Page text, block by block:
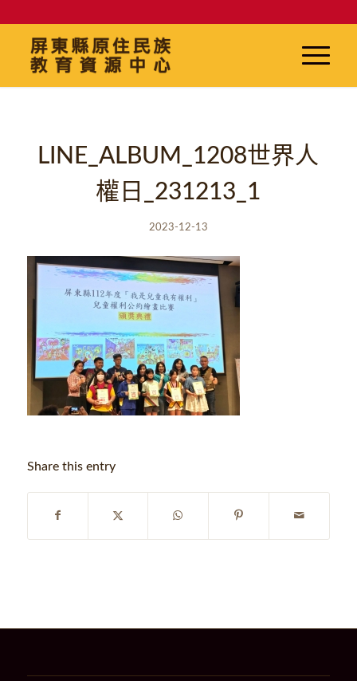
LINE_ALBUM_1208世界人
權日_231213_1
2023-12-13
Share this entry